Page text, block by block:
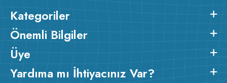
Kategoriler
Önemli Bilgiler
Üye
Yardıma mı İhtiyacınız Var?